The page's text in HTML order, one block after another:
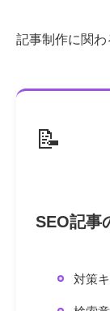
記事制作に関わ
📝
SEO記事
対策